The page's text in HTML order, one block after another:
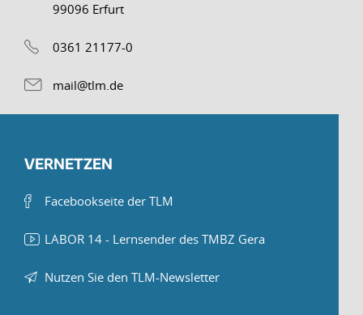
99096 Erfurt
0361 21177-0
mail@tlm.de
VERNETZEN
Facebookseite der TLM
LABOR 14 - Lernsender des TMBZ Gera
Nutzen Sie den TLM-Newsletter